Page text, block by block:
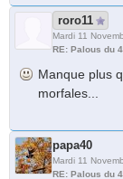
roro11
Mardi 11
RE: Palous du
Manque plus
morfales...
papa40
Mardi 11
RE: Palous du